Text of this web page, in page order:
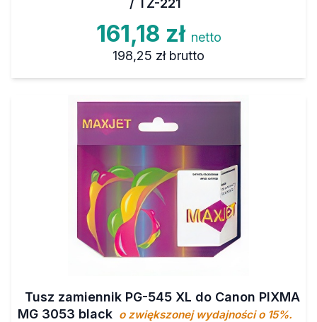
/ TZ-221
161,18 zł netto
198,25 zł brutto
Tusz zamiennik PG-545 XL do Canon PIXMA
MG 3053 black o zwiększonej wydajności o 15%.